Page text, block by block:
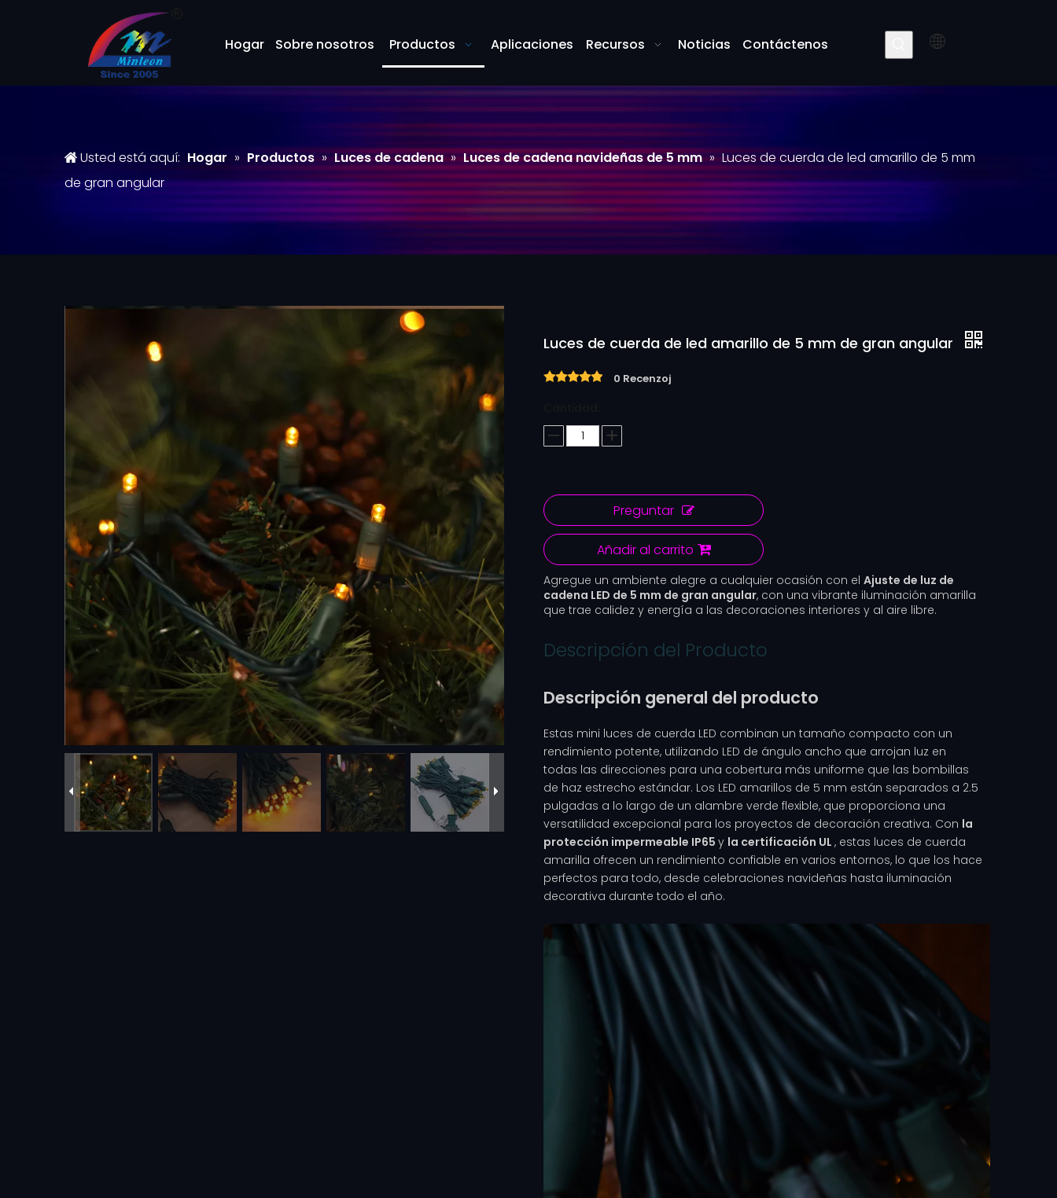
Hogar Sobre nosotros Productos Aplicaciones Recursos Noticias Contáctenos
Usted está aquí: Hogar » Productos » Luces de cadena » Luces de cadena navideñas de 5 mm » Luces de cuerda de led amarillo de 5 mm
de gran angular
Luces de cuerda de led amarillo de 5 mm de gran angular
0 Recenzoj
Preguntar
Añadir al carrito
Agregue un ambiente alegre a cualquier ocasión con el Ajuste de luz de
cadena LED de 5 mm de gran angular, con una vibrante iluminación amarilla
que trae calidez y energía a las decoraciones interiores y al aire libre.
Descripción del Producto
Descripción general del producto
Estas mini luces de cuerda LED combinan un tamaño compacto con un
rendimiento potente, utilizando LED de ángulo ancho que arrojan luz en
todas las direcciones para una cobertura más uniforme que las bombillas
de haz estrecho estándar. Los LED amarillos de 5 mm están separados a 2.5
pulgadas a lo largo de un alambre verde flexible, que proporciona una
versatilidad excepcional para los proyectos de decoración creativa. Con la
protección impermeable IP65 y la certificación UL , estas luces de cuerda
amarilla ofrecen un rendimiento confiable en varios entornos, lo que los hace
perfectos para todo, desde celebraciones navideñas hasta iluminación
decorativa durante todo el año.